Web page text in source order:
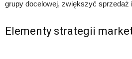
grupy docelowej, zwiększyć sprzedaż
Elementy strategii